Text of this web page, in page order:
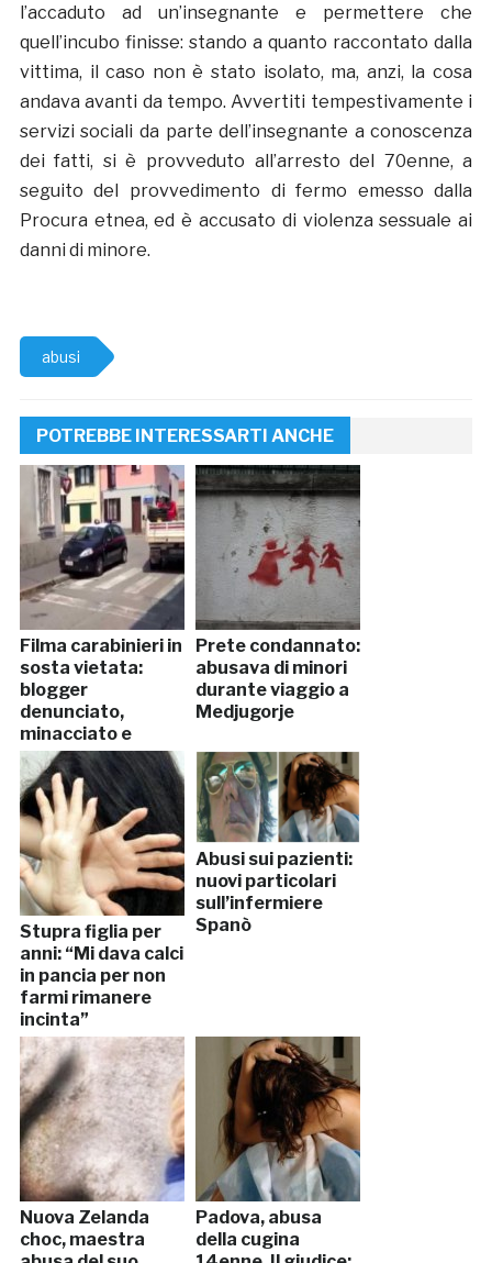
l’accaduto ad un’insegnante e permettere che
quell’incubo finisse: stando a quanto raccontato dalla
vittima, il caso non è stato isolato, ma, anzi, la cosa
andava avanti da tempo. Avvertiti tempestivamente i
servizi sociali da parte dell’insegnante a conoscenza
dei fatti, si è provveduto all’arresto del 70enne, a
seguito del provvedimento di fermo emesso dalla
Procura etnea, ed è accusato di violenza sessuale ai
danni di minore.
abusi
POTREBBE INTERESSARTI ANCHE
Filma carabinieri in
sosta vietata:
blogger
denunciato,
minacciato e
abusato in
caserma
Prete condannato:
abusava di minori
durante viaggio a
Medjugorje
Stupra figlia per
anni: “Mi dava calci
in pancia per non
farmi rimanere
incinta”
Abusi sui pazienti:
nuovi particolari
sull’infermiere
Spanò
Nuova Zelanda
choc, maestra
Padova, abusa
della cugina